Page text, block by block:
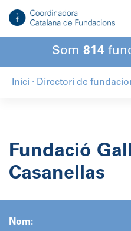
contingut
Som 814
Inici · Directori de
Fundació
Casanellas
Nom: